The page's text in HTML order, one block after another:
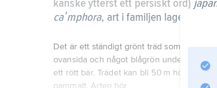
kanske ytterst ett persiskt ord)
caʹmphora, art i familjen lagerväxter.
Det är ett ständigt grönt träd som har
ovansida och något blågrön undersida.
ett rött bär. Trädet kan bli 50 m högt med
gammalt. Arten hör